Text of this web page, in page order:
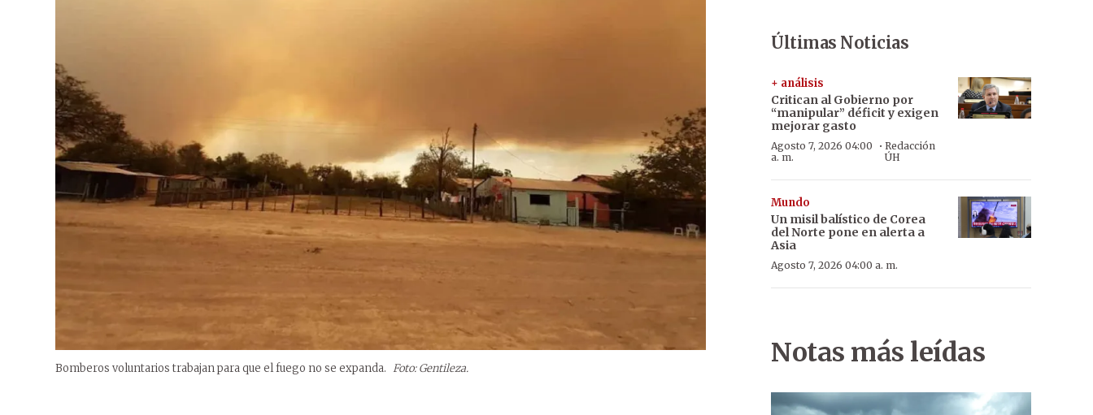
Bomberos voluntarios trabajan para que el fuego no se expanda. Foto: Gentileza.
Últimas Noticias
+ análisis
Critican al Gobierno por
“manipular” déficit y exigen
mejorar gasto
Agosto 7, 2026 04:00
a. m.
· Redacción
ÚH
Mundo
Un misil balístico de Corea
del Norte pone en alerta a
Asia
Agosto 7, 2026 04:00 a. m.
Notas más leídas